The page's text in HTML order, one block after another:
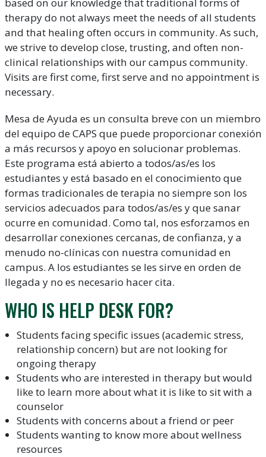
based on our knowledge that traditional forms of
therapy do not always meet the needs of all students
and that healing often occurs in community. As such,
we strive to develop close, trusting, and often non-
clinical relationships with our campus community.
Visits are first come, first serve and no appointment is
necessary.
Mesa de Ayuda es un consulta breve con un miembro
del equipo de CAPS que puede proporcionar conexión
a más recursos y apoyo en solucionar problemas.
Este programa está abierto a todos/as/es los
estudiantes y está basado en el conocimiento que
formas tradicionales de terapia no siempre son los
servicios adecuados para todos/as/es y que sanar
ocurre en comunidad. Como tal, nos esforzamos en
desarrollar conexiones cercanas, de confianza, y a
menudo no-clínicas con nuestra comunidad en
campus. A los estudiantes se les sirve en orden de
llegada y no es necesario hacer cita.
WHO IS HELP DESK FOR?
Students facing specific issues (academic stress,
relationship concern) but are not looking for
ongoing therapy
Students who are interested in therapy but would
like to learn more about what it is like to sit with a
counselor
Students with concerns about a friend or peer
Students wanting to know more about wellness
resources